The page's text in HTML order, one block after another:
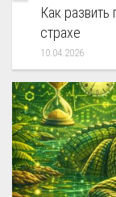
Как
страхе
10.04.2026